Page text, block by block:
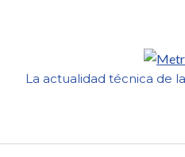
La actualidad técnica de